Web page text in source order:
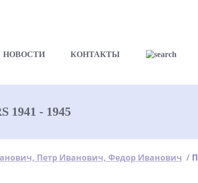
НОВОСТИ КОНТАКТЫ
- 1945
Петр Иванович, Федор Иванович /